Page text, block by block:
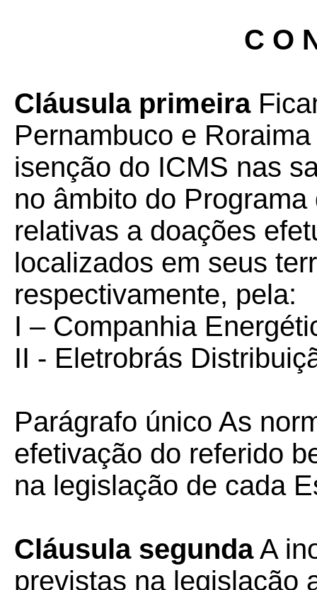
C O
Cláusula primeira
Pernambuco e
isenção do ICMS nas
no âmbito do
relativas a doações
localizados em seus
respectivamente, pela:
I – Companhia
II - Eletrobrás
Parágrafo único As
efetivação do referido
na legislação de cada
Cláusula segundaA
previstas na legislação